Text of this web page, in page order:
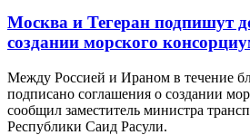
Москва и Тегеран подпишут
создании морского
Между Россией и Ираном в течение
подписано соглашения о создании
сообщил заместитель министра
Республики Саид Расули.